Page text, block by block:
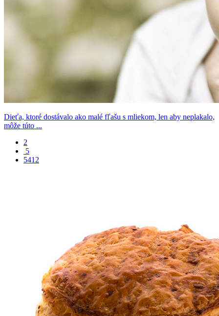
Dieťa, ktoré dostávalo ako malé fľašu s mliekom, len aby neplakalo,
môže túto ...
2
5
5412